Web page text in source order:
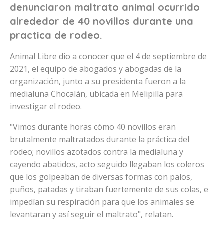
denunciaron maltrato animal ocurrido
alrededor de 40 novillos durante una
practica de rodeo.
Animal Libre dio a conocer que el 4 de septiembre de
2021, el equipo de abogados y abogadas de la
organización, junto a su presidenta fueron a la
medialuna Chocalán, ubicada en Melipilla para
investigar el rodeo.
"Vimos durante horas cómo 40 novillos eran
brutalmente maltratados durante la práctica del
rodeo; novillos azotados contra la medialuna y
cayendo abatidos, acto seguido llegaban los coleros
que los golpeaban de diversas formas con palos,
puños, patadas y tiraban fuertemente de sus colas, e
impedían su respiración para que los animales se
levantaran y así seguir el maltrato", relatan.